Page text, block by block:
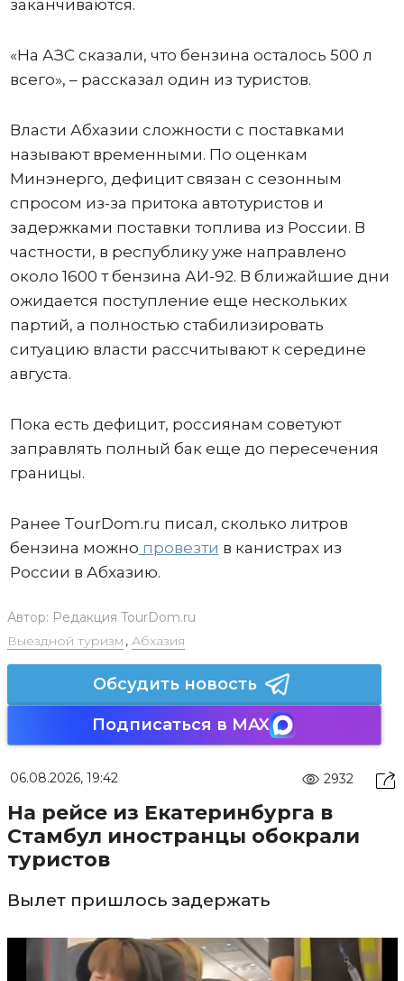
заканчиваются.
«На АЗС сказали, что бензина осталось 500 л
всего», – рассказал один из туристов.
Власти Абхазии сложности с поставками
называют временными. По оценкам
Минэнерго, дефицит связан с сезонным
спросом из-за притока автотуристов и
задержками поставки топлива из России. В
частности, в республику уже направлено
около 1600 т бензина АИ-92. В ближайшие дни
ожидается поступление еще нескольких
партий, а полностью стабилизировать
ситуацию власти рассчитывают к середине
августа.
Пока есть дефицит, россиянам советуют
заправлять полный бак еще до пересечения
границы.
Ранее TourDom.ru писал, сколько литров
бензина можно провезти в канистрах из
России в Абхазию.
Автор: Редакция TourDom.ru
Выездной туризм , Абхазия
Обсудить новость
Подписаться в MAX
06.08.2026, 19:42 2932
На рейсе из Екатеринбурга в
Стамбул иностранцы обокрали
туристов
Вылет пришлось задержать